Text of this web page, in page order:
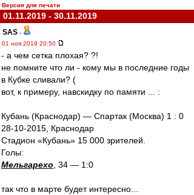
Версия для печати
01.11.2019 - 30.11.2019
SAS -
01 ноя 2019 20:50
- а чем сетка плохая? ?!
не помните что ли - кому мы в последние годы
в Кубке сливали? (
вот, к примеру, навскидку по памяти ... :
Кубань (Краснодар) — Спартак (Москва) 1 : 0
28-10-2015, Краснодар
Стадион «Кубань» 15 000 зрителей.
Голы:
Мельгарехо , 34 — 1:0
так что в марте будет интересно...